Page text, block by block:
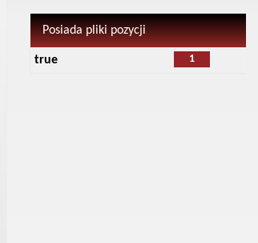
Posiada pliki pozycji
1
true